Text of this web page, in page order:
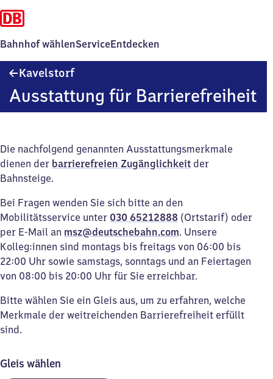
Bahnhof wählenServiceEntdecken
KavelstorfKavelstorf
Ausstattung für Barrierefreiheit
Die nachfolgend genannten Ausstattungsmerkmale
dienen der barrierefreien Zugänglichkeit der
Bahnsteige.
Bei Fragen wenden Sie sich bitte an den
Mobilitätsservice unter 030 65212888 (Ortstarif) oder
per E-Mail an msz@deutschebahn.com. Unsere
Kolleg:innen sind montags bis freitags von 06:00 bis
22:00 Uhr sowie samstags, sonntags und an Feiertagen
von 08:00 bis 20:00 Uhr für Sie erreichbar.
Bitte wählen Sie ein Gleis aus, um zu erfahren, welche
Merkmale der weitreichenden Barrierefreiheit erfüllt
sind.
Gleis wählen